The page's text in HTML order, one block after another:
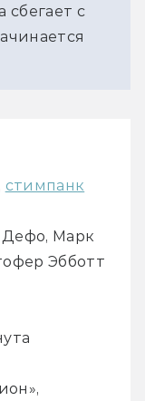
сбегает с
стимпанк
Марк
Эбботт